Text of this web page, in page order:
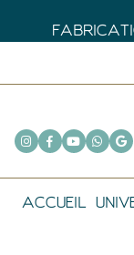
ACCUEIL